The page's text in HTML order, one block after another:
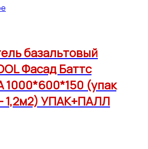
базальтовый
Фасад Баттс
(упак
1,2м2) УПАК+ПАЛЛ